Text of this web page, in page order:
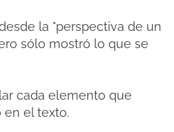
la "perspectiva de un
sólo mostró lo que se
cada elemento que
el texto.